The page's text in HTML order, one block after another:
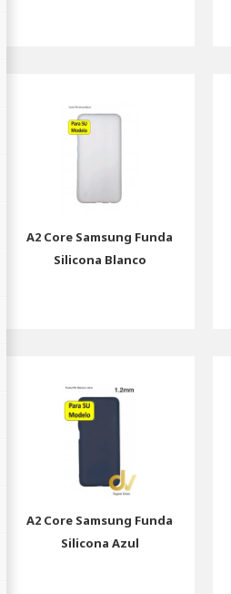
A2 Core Samsung Funda
Silicona Blanco
A2 Core Samsung Funda
Silicona Azul